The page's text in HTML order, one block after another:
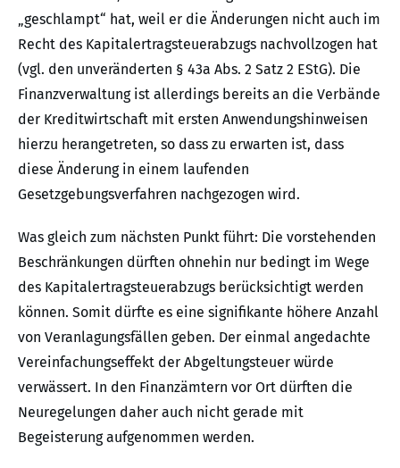
„geschlampt“ hat, weil er die Änderungen nicht auch im
Recht des Kapitalertragsteuerabzugs nachvollzogen hat
(vgl. den unveränderten § 43a Abs. 2 Satz 2 EStG). Die
Finanzverwaltung ist allerdings bereits an die Verbände
der Kreditwirtschaft mit ersten Anwendungshinweisen
hierzu herangetreten, so dass zu erwarten ist, dass
diese Änderung in einem laufenden
Gesetzgebungsverfahren nachgezogen wird.
Was gleich zum nächsten Punkt führt: Die vorstehenden
Beschränkungen dürften ohnehin nur bedingt im Wege
des Kapitalertragsteuerabzugs berücksichtigt werden
können. Somit dürfte es eine signifikante höhere Anzahl
von Veranlagungsfällen geben. Der einmal angedachte
Vereinfachungseffekt der Abgeltungsteuer würde
verwässert. In den Finanzämtern vor Ort dürften die
Neuregelungen daher auch nicht gerade mit
Begeisterung aufgenommen werden.